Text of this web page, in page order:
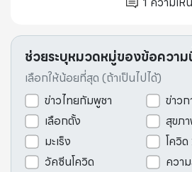
ช่วยระบุหมวดหมู่ของข้อความ
เลือกให้น้อยที่สุด (ถ้าเป็นไปได้)
ข่าวไทยกัมพูชา
ข่าว
เลือกตั้ง
สุขภ
มะเร็ง
โควิ
วัคซีนโควิด
ควา